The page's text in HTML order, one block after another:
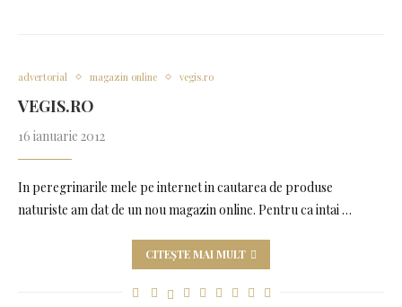
advertorial magazin online vegis.ro
VEGIS.RO
16 ianuarie 2012
In peregrinarile mele pe internet in cautarea de produse
naturiste am dat de un nou magazin online. Pentru ca intai …
CITEȘTE MAI MULT